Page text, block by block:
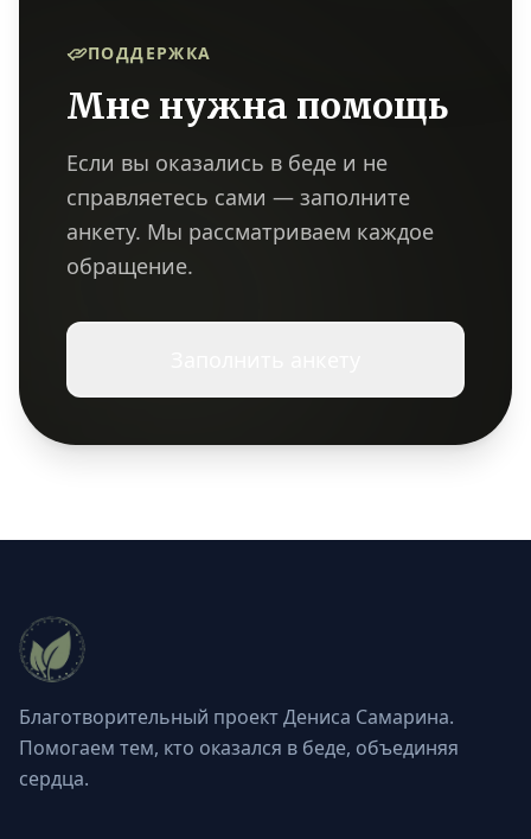
ПОДДЕРЖКА
Мне нужна помощь
Если вы оказались в беде и не
справляетесь сами — заполните
анкету. Мы рассматриваем каждое
обращение.
Благотворительный проект Дениса Самарина.
Помогаем тем, кто оказался в беде, объединяя
сердца.